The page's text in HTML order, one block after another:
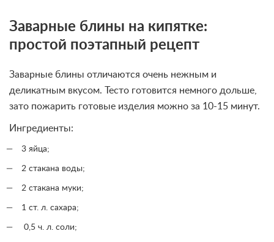
Заварные блины на кипятке:
простой поэтапный рецепт
Заварные блины отличаются очень нежным и
деликатным вкусом. Тесто готовится немного дольше,
зато пожарить готовые изделия можно за 10-15 минут.
Ингредиенты:
3 яйца;
2 стакана воды;
2 стакана муки;
1 ст. л. сахара;
0,5 ч. л. соли;